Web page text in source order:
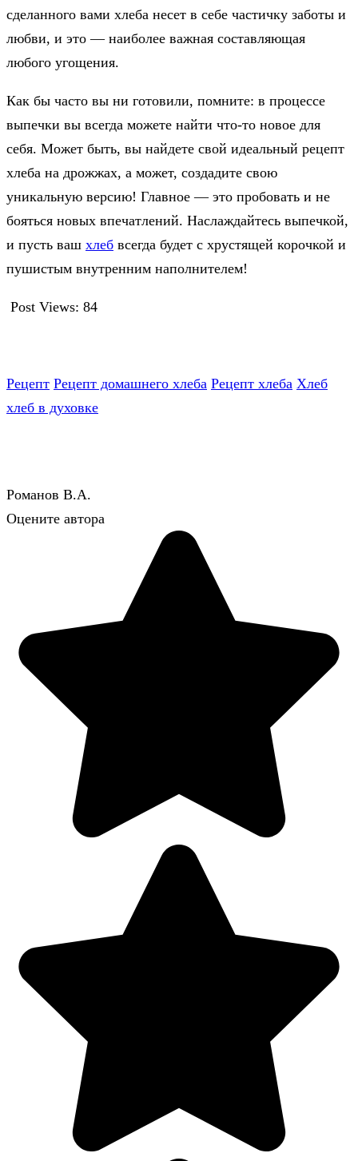
сделанного вами хлеба несет в себе частичку заботы и
любви, и это — наиболее важная составляющая
любого угощения.
Как бы часто вы ни готовили, помните: в процессе
выпечки вы всегда можете найти что-то новое для
себя. Может быть, вы найдете свой идеальный рецепт
хлеба на дрожжах, а может, создадите свою
уникальную версию! Главное — это пробовать и не
бояться новых впечатлений. Наслаждайтесь выпечкой,
и пусть ваш хлеб всегда будет с хрустящей корочкой и
пушистым внутренним наполнителем!
Post Views: 84
Рецепт Рецепт домашнего хлеба Рецепт хлеба Хлеб
хлеб в духовке
Романов В.А.
Оцените автора